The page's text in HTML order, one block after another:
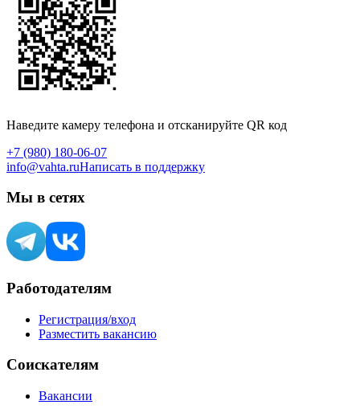
Наведите камеру телефона и отсканируйте QR код
+7 (980) 180-06-07
info@vahta.ruНаписать в поддержку
Мы в сетях
Работодателям
Регистрация/вход
Разместить вакансию
Соискателям
Вакансии